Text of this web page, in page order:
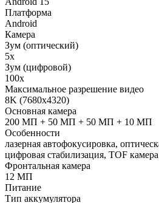
Платформа
Android
Камера
Зум (оптический)
5x
Зум (цифровой)
100x
Максимальное разрешение видео
8K (7680x4320)
Основная камера
200 МП + 50 МП + 50 МП + 10 МП
Особенности
лазерная автофокусировка,
цифровая стабилизация, TOF камера
Фронтальная камера
12 МП
Питание
Тип аккумулятора